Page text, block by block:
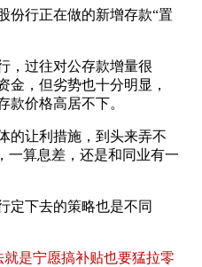
份行正在做的新增存款“置
，过往对公存款增量很
金，但劣势也十分明显，
款价格高居不下。
的让利措施，到头来弄不
一算息差，还是和同业有一
定下去的策略也是不同
是宁愿搞补贴也要猛拉零